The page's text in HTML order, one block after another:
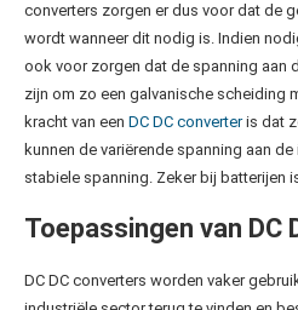
converters zorgen er dus voor dat de
wordt wanneer dit nodig is. Indien
ook voor zorgen dat de spanning aan
zijn om zo een galvanische scheiding
kracht van een DC DC converteris dat
kunnen de variërende spanning aan
stabiele spanning. Zeker bij batterijen
Toepassingen van DC
DC DC converters worden vaker